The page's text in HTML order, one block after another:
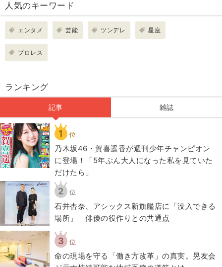
人気のキーワード
エンタメ 芸能 ツンデレ 星座
プロレス
ランキング
記事 雑誌
1 位
乃木坂46・賀喜遥香が週刊少年チャンピオン
に登場！「5年ぶん大人になった私を見ていた
だけたら」
2 位
石井杏奈、アシックス新旗艦店に「没入できる
場所」 俳優の役作りとの共通点
3 位
​命の現場を守る「働き方改革」の真実。晃友会